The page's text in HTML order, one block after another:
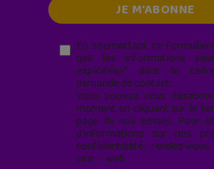
En soumettant ce
que les informations
exploitées* dans le
demande de contact.
Vous pouvez vous
moment en cliquant sur le
page de nos emails. Pour
d'informations sur nos
confidentialité, rendez-
site web